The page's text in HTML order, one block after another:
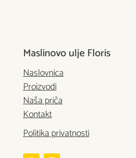
Maslinovo ulje Floris
Naslovnica
Proizvodi
Naša priča
Kontakt
Politika privatnosti